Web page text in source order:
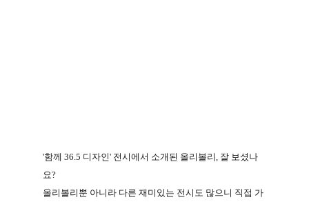
'함께 36.5 디자인' 전시에서 소개된 올리볼리 잘 보셨나
요?
올리볼리뿐 아니라 다른 재미있는 전시도 많으니 직접 가